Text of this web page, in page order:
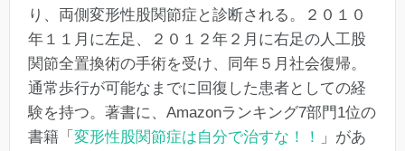
り、両側変形性股関節症と診断される。２０１０
年１１月に左足、２０１２年２月に右足の人工股
関節全置換術の手術を受け、同年５月社会復帰。
通常歩行が可能なまでに回復した患者としての経
験を持つ。著書に、Amazonランキング7部門1位の
書籍「 変形性股関節症は自分で治すな！！
」があ